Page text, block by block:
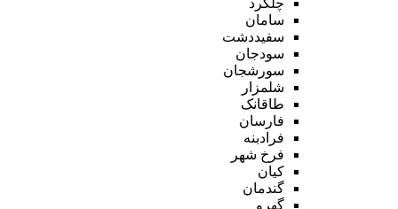
سامان
سفیددشت
سودجان
سورشجان
شلمزار
طاقانک
فارسان
فرادبنه
فرخ شهر
کیان
گندمان
گهرو